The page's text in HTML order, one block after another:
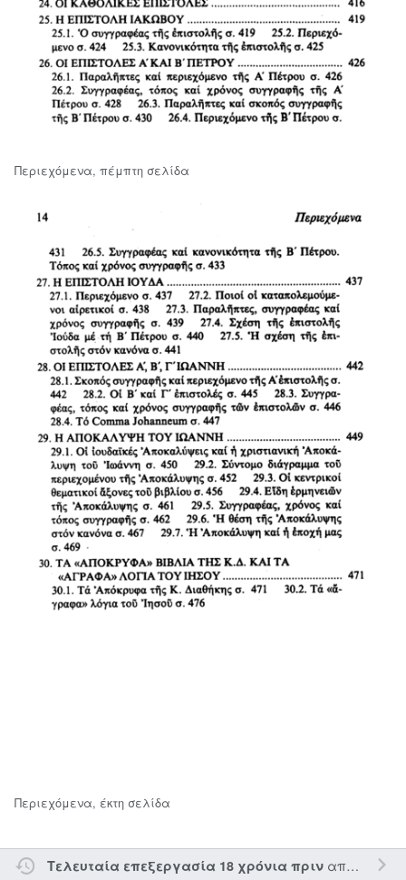
Περιεχόμενα, πέμπτη σελίδα
Περιεχόμενα, έκτη σελίδα
Τελευταία επεξεργασία 18 χρόνια πριναπό τον την